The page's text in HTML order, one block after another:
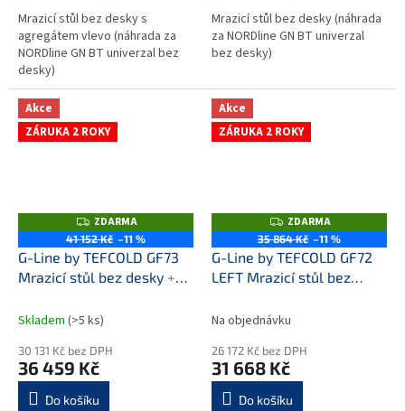
Mrazicí stůl bez desky s
agregátem vlevo (náhrada za
NORDline GN BT univerzal bez
desky)
Mrazicí stůl bez desky (náhrada
za NORDline GN BT univerzal
bez desky)
Akce
ZÁRUKA 2 ROKY
Z
D
A
R
M
A
ZDARMA
41 152 Kč –11 %
G-Line by TEFCOLD GF73
Mrazicí stůl bez desky +
Skladem (>5 ks)
30 131 Kč bez DPH
36 459 Kč
Do košíku
Akce
ZÁRUKA 2 ROKY
Z
D
A
R
M
A
ZDARMA
35 864 Kč –11 %
G-Line by TEFCOLD GF72
LEFT Mrazicí stůl bez
záruka
Na objednávku
26 172 Kč bez DPH
31 668 Kč
Do košíku